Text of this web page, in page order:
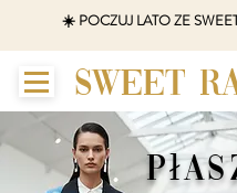
☀️ POCZUJ LATO ZE
SWEET